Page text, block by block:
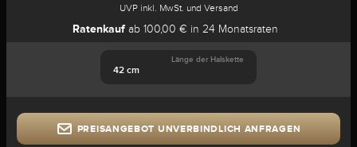
UVP inkl. MwSt. und Versand
Ratenkauf ab 100,00 € in 24 Monatsraten
42 cm
Länge der Halskette
PREISANGEBOT UNVERBINDLICH ANFRAGEN